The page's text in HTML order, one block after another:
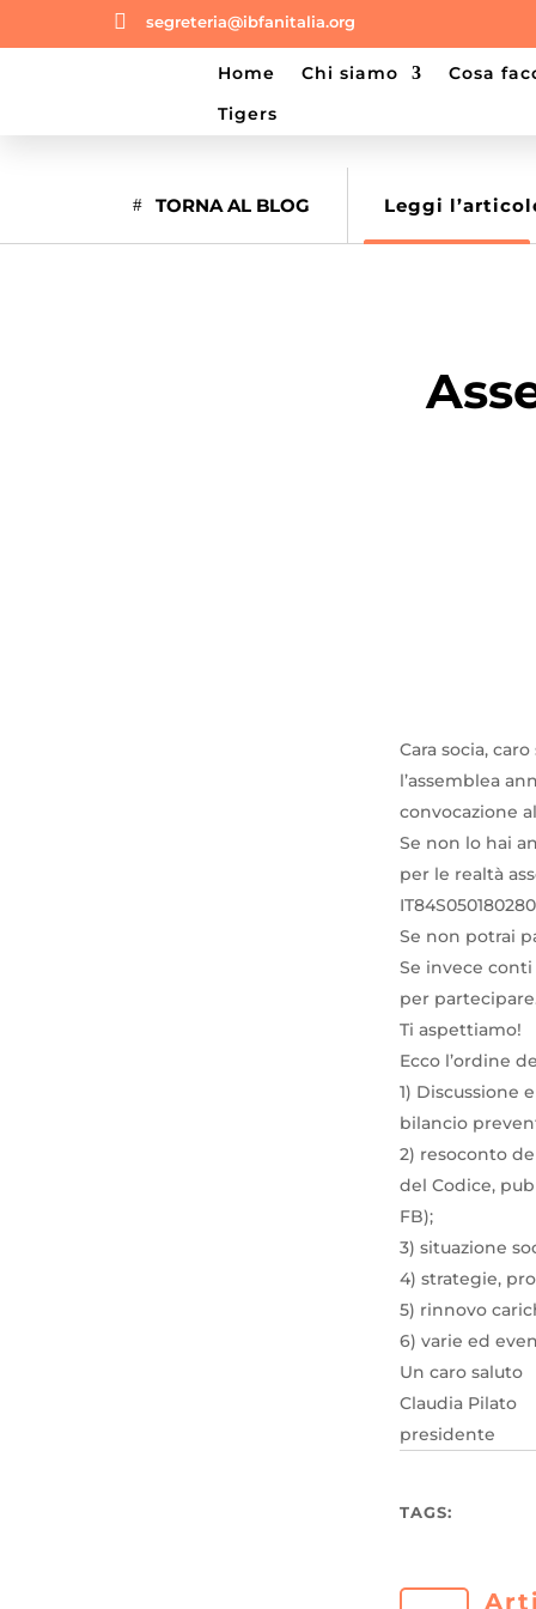
 segreteria@ibfanitalia.org
home chi siamo
cosa
tigers
TORNA AL BLOG Leggi
Cara socia, caro
l’assemblea
convocazione
Se non lo hai
per le realtà
Se non potrai
Se invece
per
Ti aspettiamo!
Ecco l’ordine
1) Discussione
bilancio
2) resoconto
del Codice,
FB);
3) situazione
4) strategie,
5) rinnovo
6) varie ed
Un caro saluto
Claudia Pilato
presidente
TAGS: